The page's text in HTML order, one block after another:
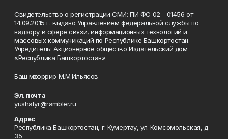
Свидетельство о регистрации СМИ: ПИ ФС 02 - 01456 от
14.09.2015 г. выдано Управлением федеральной службы по
надзору в сфере связи, информационных технологий и
массовых коммуникаций по Республике Башкортостан.
Учредитель: Акционерное общество Издательский дом
«Республика Башкортостан»
Баш мөхәррир М.М.Ильясов
Эл. почта
yushatyr@rambler.ru
Адрес
Республика Башкортостан, г. Кумертау, ул. Комсомольская, д.
35